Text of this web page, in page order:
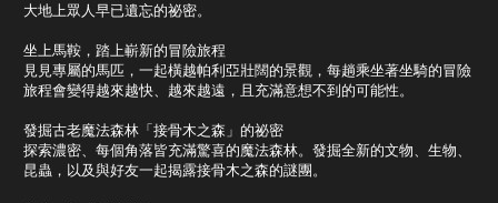
大地上眾人早已遺忘的祕密。
坐上馬鞍，踏上嶄新的冒險旅程
見見專屬的馬匹，一起橫越帕利亞壯闊的景觀，每趟乘坐著坐騎的冒險
旅程會變得越來越快、越來越遠，且充滿意想不到的可能性。
發掘古老魔法森林「接骨木之森」的祕密
探索濃密、每個角落皆充滿驚喜的魔法森林。發掘全新的文物、生物、
昆蟲，以及與好友一起揭露接骨木之森的謎團。